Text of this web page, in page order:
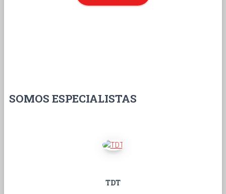
SOMOS ESPECIALISTAS
TDT